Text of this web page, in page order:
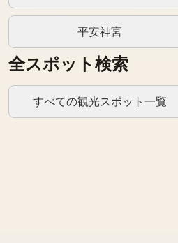
平安神宮
全スポット検索
すべての観光スポット一覧